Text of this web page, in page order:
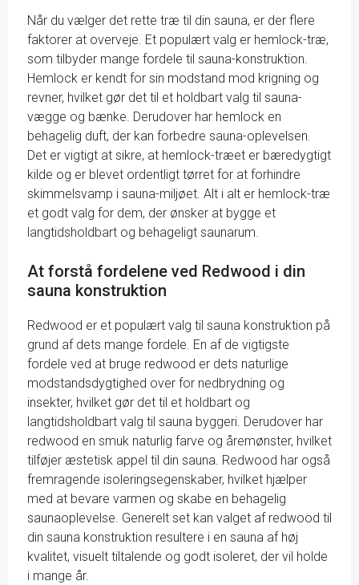
Når du vælger det rette træ til din sauna, er der flere
faktorer at overveje. Et populært valg er hemlock-træ,
som tilbyder mange fordele til sauna-konstruktion.
Hemlock er kendt for sin modstand mod krigning og
revner, hvilket gør det til et holdbart valg til sauna-
vægge og bænke. Derudover har hemlock en
behagelig duft, der kan forbedre sauna-oplevelsen.
Det er vigtigt at sikre, at hemlock-træet er bæredygtigt
kilde og er blevet ordentligt tørret for at forhindre
skimmelsvamp i sauna-miljøet. Alt i alt er hemlock-træ
et godt valg for dem, der ønsker at bygge et
langtidsholdbart og behageligt saunarum.
At forstå fordelene ved Redwood i din
sauna konstruktion
Redwood er et populært valg til sauna konstruktion på
grund af dets mange fordele. En af de vigtigste
fordele ved at bruge redwood er dets naturlige
modstandsdygtighed over for nedbrydning og
insekter, hvilket gør det til et holdbart og
langtidsholdbart valg til sauna byggeri. Derudover har
redwood en smuk naturlig farve og åremønster, hvilket
tilføjer æstetisk appel til din sauna. Redwood har også
fremragende isoleringsegenskaber, hvilket hjælper
med at bevare varmen og skabe en behagelig
saunaoplevelse. Generelt set kan valget af redwood til
din sauna konstruktion resultere i en sauna af høj
kvalitet, visuelt tiltalende og godt isoleret, der vil holde
i mange år.